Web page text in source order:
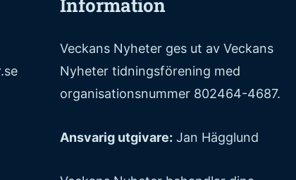
Information
Veckans Nyheter ges ut av Veckans
Nyheter tidningsförening med
organisationsnummer 802464-4687.
Ansvarig utgivare: Jan Hägglund